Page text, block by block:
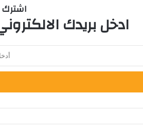
اشترك
ادخل بريدك